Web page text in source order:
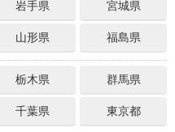
岩手県 宮城県
山形県 福島県
栃木県 群馬県
千葉県 東京都